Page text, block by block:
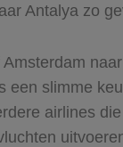
Antalya zo
een slimme
airlines